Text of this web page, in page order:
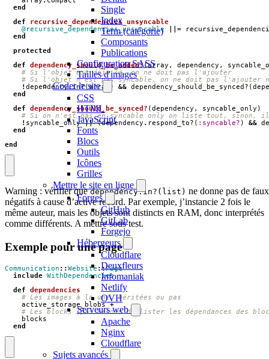
Single
Index
Term (catégorie)
Composants
Publications
Configuration SASS
Tailles d'images
Coder le site
CSS
HTML
JavaScript
Fonts
Blocs
Outils
Icônes
Grilles
Mettre le site en ligne
Forges
GitHub
GitLab
Forgejo
Hébergeurs
Cloudflare
Deuxfleurs
Infomaniak
Netlify
OVH
Serveurs web
Apache
Nginx
Cloudflare
Sujets avancés
end
def
recursive_dependencies_unsyncable
@recursive_dependencies_unsyncable
||=
end
protected
def
dependency_should_be_added?(array , dependency ,
# Si l'objet est déjà là, on ne doit pas l'ajouter
# Si l'objet n'est pas syncable, on ne doit pas l'ajouter
! dependency.in?(array ) && dependency_should_be_synced? (
end
def
dependency_should_be_synced? ( dependency , syncable_only )
# Si on n'est pas en syncable only on liste tout, sinon,
! syncable_only || (dependency . respond_to? ( :syncable? ) &&
end
end
Warning : vérifier quedependency.in?(list) ne donne pas de faux
négatifs à cause d’active record. Par exemple, j’instancie 2 fois le
même auteur, mais les objets sont distincts en RAM, donc interprétés
comme différents. A mettre sous test.
Exemple pour une page
Communication ::Website ::Page
include WithDependencies
def
dependencies
# Les images à la une, héritées ou pas
active_storage_blobs +
# Les blocks (pas besoin de lister les dépendances des
blocks
end